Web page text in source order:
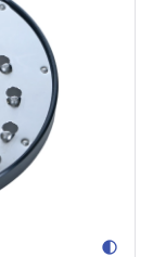
contrast